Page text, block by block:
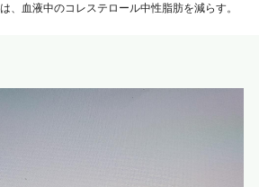
、血液中のコレステロール中性脂肪を減らす。